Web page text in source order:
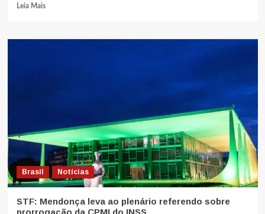
Leia Mais
Brasil Notícias
STF: Mendonça leva ao plenário referendo sobre
prorrogação da CPMI do INSS